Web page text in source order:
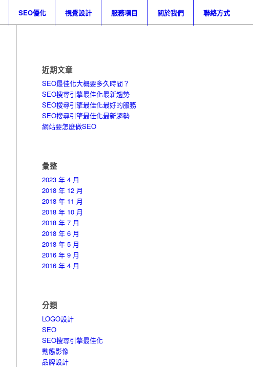
SEO優化 視覺設計 服務項目 關於我們 聯絡方式
近期文章
SEO最佳化大概要多久時間？
SEO搜尋引擎最佳化最新趨勢
SEO搜尋引擎最佳化最好的服務
SEO搜尋引擎最佳化最新趨勢
網站要怎麼做SEO
彙整
2023 年 4 月
2018 年 12 月
2018 年 11 月
2018 年 10 月
2018 年 7 月
2018 年 6 月
2018 年 5 月
2016 年 9 月
2016 年 4 月
分類
LOGO設計
SEO
SEO搜尋引擎最佳化
動態影像
品牌設計